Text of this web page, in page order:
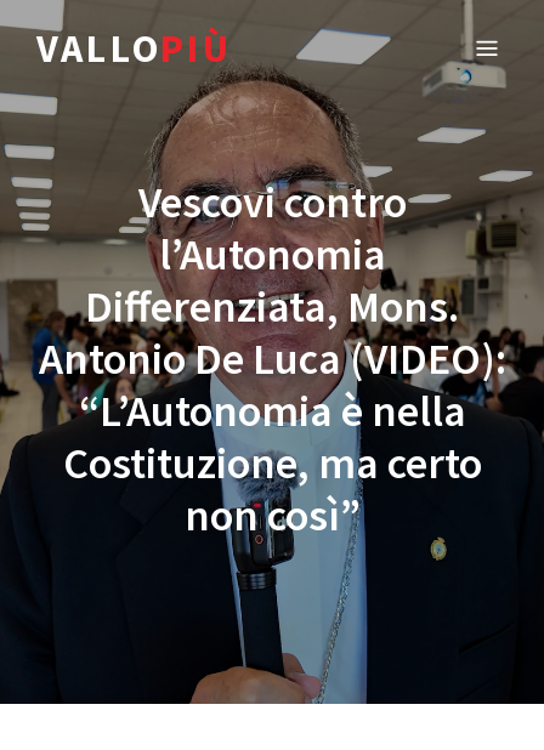
VALLOPIÙ
Vescovi contro
l’Autonomia
Differenziata, Mons.
Antonio De Luca (VIDEO):
“L’Autonomia è nella
Costituzione, ma certo
non così”